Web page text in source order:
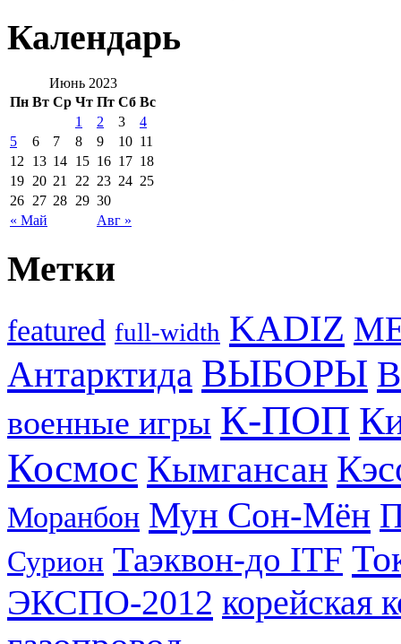
Календарь
Июнь 2023
Пн Вт Ср Чт Пт Сб Вс
« Май Авг »
1 2 3
4
5
6 7 8 9 10 11
12
13 14 15 16 17 18
19 20 21 22 23 24 25
26 27 28 29 30
Метки
featured full-width KADIZ
Антарктида ВЫБОРЫ
военные игры К-ПОП
Космос Кымгансан
Моранбон Мун Сон-Мён
Сурион Таэквон-до ITF
ЭКСПО-2012 корейская